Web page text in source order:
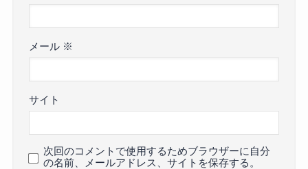
メール ※
サイト
次回のコメントで使用するためブラウザーに自分
の名前、メールアドレス、サイトを保存する。